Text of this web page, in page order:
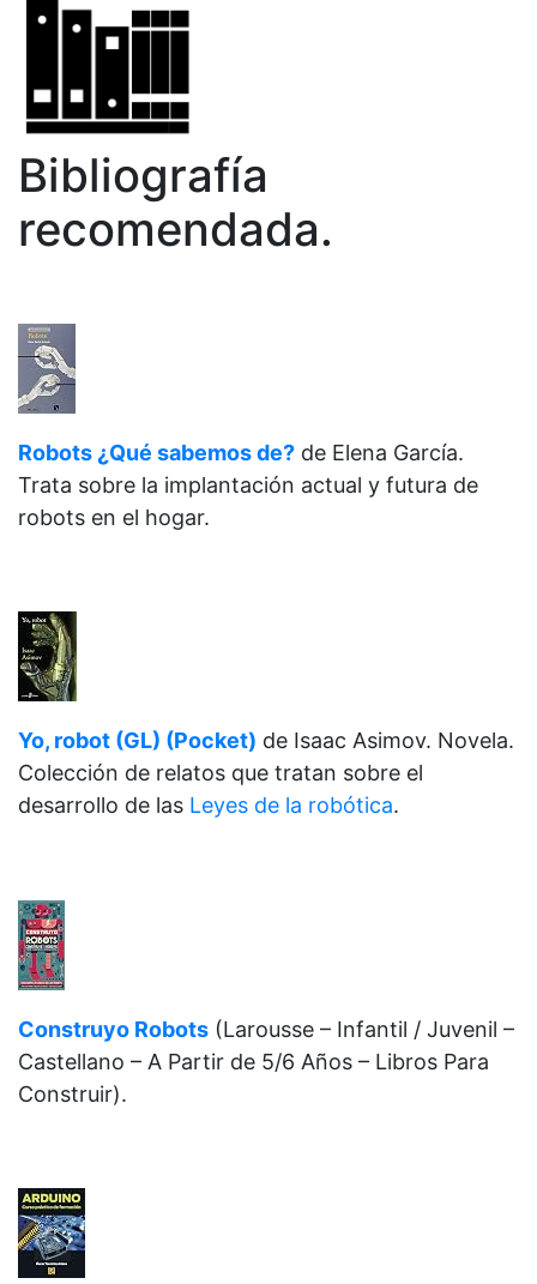
Bibliografía
recomendada.
Robots ¿Qué sabemos de? de Elena García.
Trata sobre la implantación actual y futura de
robots en el hogar.
Yo, robot (GL) (Pocket) de Isaac Asimov. Novela.
Colección de relatos que tratan sobre el
desarrollo de las Leyes de la robótica.
Construyo Robots (Larousse – Infantil / Juvenil –
Castellano – A Partir de 5/6 Años – Libros Para
Construir).